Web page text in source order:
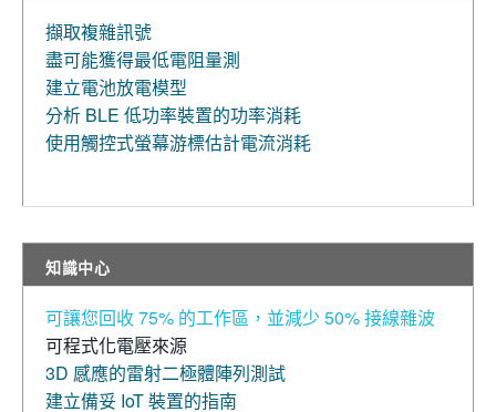
擷取複雜訊號
盡可能獲得最低電阻量測
建立電池放電模型
分析 BLE 低功率裝置的功率消耗
使用觸控式螢幕游標估計電流消耗
知識中心
可讓您回收 75% 的工作區，並減少 50% 接線雜波
可程式化電壓來源
3D 感應的雷射二極體陣列測試
建立備妥 IoT 裝置的指南